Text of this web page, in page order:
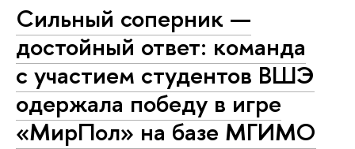
Сильный соперник —
достойный ответ: команда
с участием студентов ВШЭ
одержала победу в игре
«МирПол» на базе МГИМО